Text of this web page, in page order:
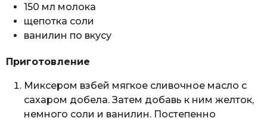
150 мл молока
щепотка соли
ванилин по вкусу
Приготовление
Миксером взбей мягкое сливочное масло с
сахаром добела. Затем добавь к ним желток,
немного соли и ванилин. Постепенно